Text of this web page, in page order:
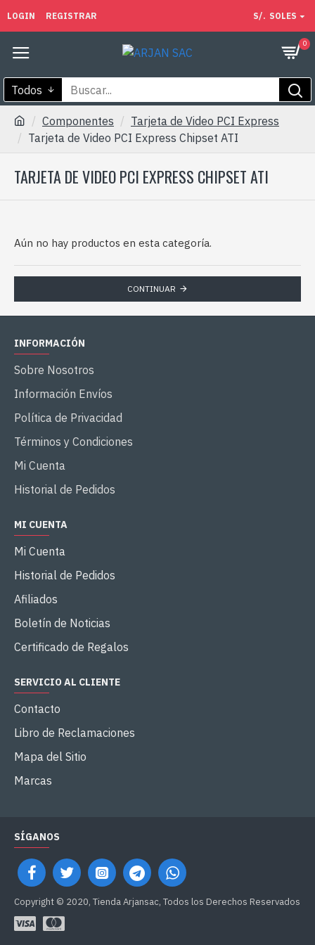
LOGIN REGISTRAR S/. SOLES
0
Todos
Componentes
Tarjeta de Video PCI Express
Tarjeta de Video PCI Express Chipset ATI
TARJETA DE VIDEO PCI EXPRESS CHIPSET ATI
Aún no hay productos en esta categoría.
CONTINUAR
INFORMACIÓN
Sobre Nosotros
Información Envíos
Política de Privacidad
Términos y Condiciones
Mi Cuenta
Historial de Pedidos
MI CUENTA
Mi Cuenta
Historial de Pedidos
Afiliados
Boletín de Noticias
Certificado de Regalos
SERVICIO AL CLIENTE
Contacto
Libro de Reclamaciones
Mapa del Sitio
Marcas
SÍGANOS
Copyright © 2020, Tienda Arjansac, Todos los Derechos Reservados